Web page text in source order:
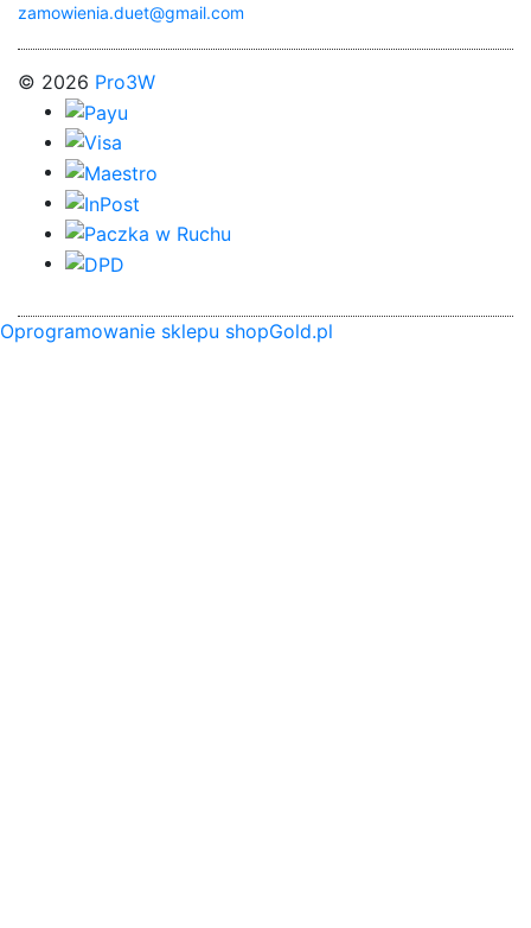
zamowienia.duet@gmail.com
© 2026 Pro3W
Oprogramowanie sklepu shopGold.pl